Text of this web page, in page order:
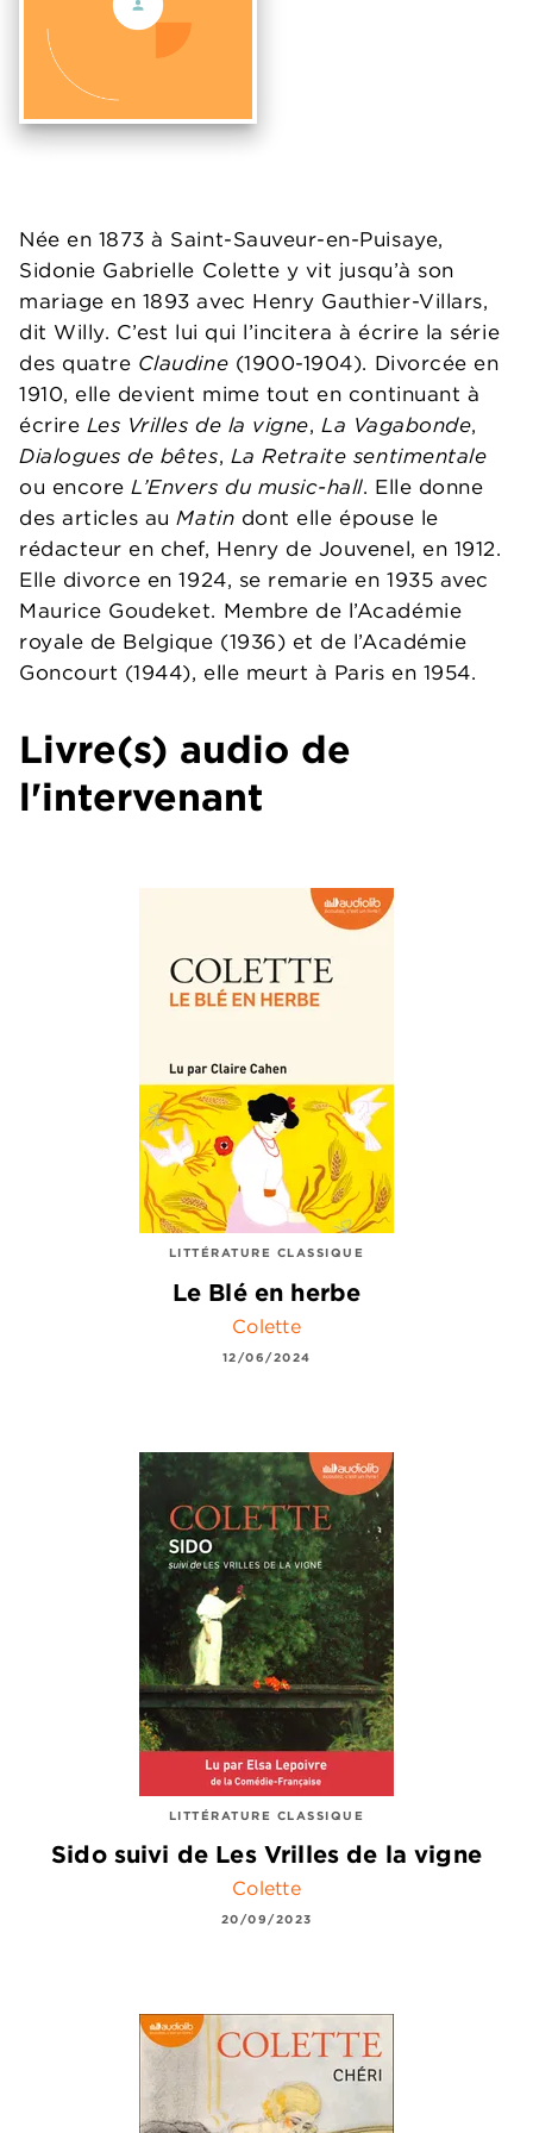
Née en 1873 à Saint-Sauveur-en-Puisaye,
Sidonie Gabrielle Colette y vit jusqu’à son
mariage en 1893 avec Henry Gauthier-Villars,
dit Willy. C’est lui qui l’incitera à écrire la série
des quatre Claudine (1900-1904). Divorcée en
1910, elle devient mime tout en continuant à
écrire Les Vrilles de la vigne, La Vagabonde,
Dialogues de bêtes, La Retraite sentimentale
ou encoreL’Envers du music-hall. Elle donne
des articles auMatin dont elle épouse le
rédacteur en chef, Henry de Jouvenel, en 1912.
Elle divorce en 1924, se remarie en 1935 avec
Maurice Goudeket. Membre de l’Académie
royale de Belgique (1936) et de l’Académie
Goncourt (1944), elle meurt à Paris en 1954.
Livre(s) audio de
l'intervenant
LITTÉRATURE CLASSIQUE
Le Blé en herbe
Colette
12/06/2024
LITTÉRATURE CLASSIQUE
Sido suivi de Les Vrilles de la vigne
Colette
20/09/2023